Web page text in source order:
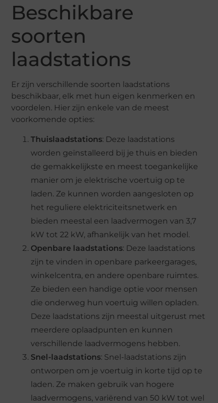
Beschikbare
soorten
laadstations
Er zijn verschillende soorten laadstations
beschikbaar, elk met hun eigen kenmerken en
voordelen. Hier zijn enkele van de meest
voorkomende opties:
Thuislaadstations: Deze laadstations
worden geïnstalleerd bij je thuis en bieden
de gemakkelijkste en meest toegankelijke
manier om je elektrische voertuig op te
laden. Ze kunnen worden aangesloten op
het reguliere elektriciteitsnetwerk en
bieden meestal een laadvermogen van 3,7
kW tot 22 kW, afhankelijk van het model.
Openbare laadstations: Deze laadstations
zijn te vinden in openbare parkeergarages,
winkelcentra, en andere openbare ruimtes.
Ze bieden een handige optie voor mensen
die onderweg hun voertuig willen opladen.
Deze laadstations zijn meestal uitgerust met
meerdere oplaadpunten en kunnen
verschillende laadvermogens hebben.
Snel-laadstations: Snel-laadstations zijn
ontworpen om je voertuig in korte tijd op te
laden. Ze maken gebruik van hogere
laadvermogens, variërend van 50 kW tot wel